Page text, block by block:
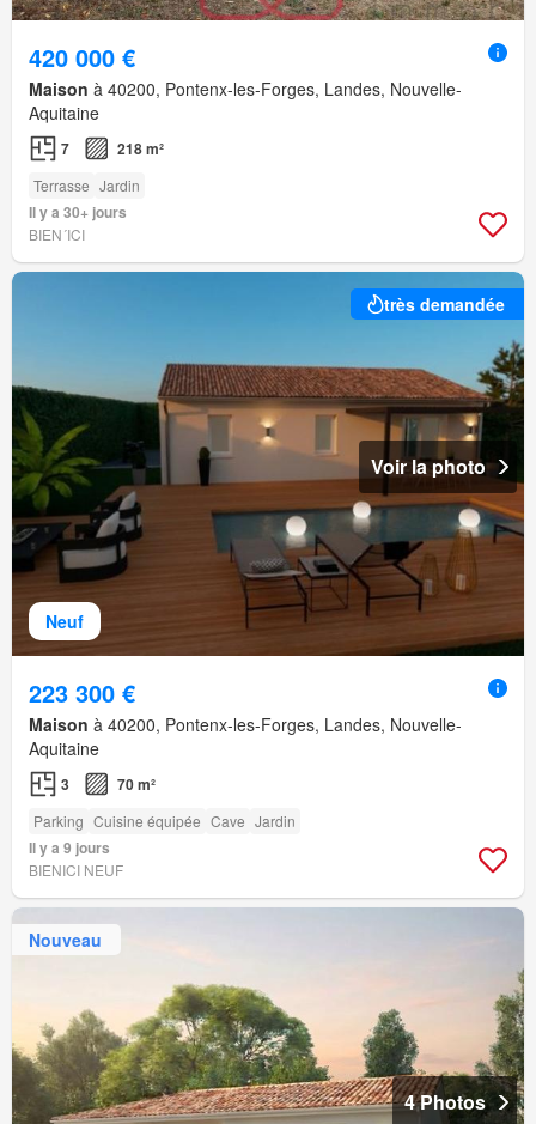
420 000 €
Maison à 40200, Pontenx-les-Forges, Landes, Nouvelle-
Aquitaine
7 218 m²
Terrasse Jardin
Il y a 30+ jours
BIEN´ICI
Neuf
très demandée
Voir la photo
223 300 €
Maison à 40200, Pontenx-les-Forges, Landes, Nouvelle-
Aquitaine
3 70 m²
Parking Cuisine équipée Cave Jardin
Il y a 9 jours
BIENICI NEUF
Nouveau
4 Photos